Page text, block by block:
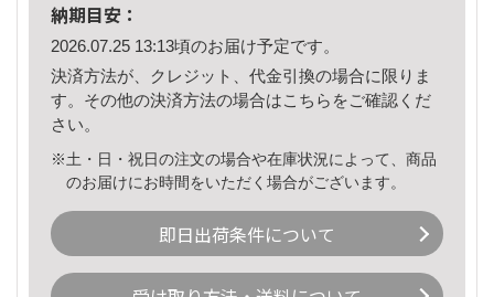
納期目安：
2026.07.25 13:13頃のお届け予定です。
決済方法が、クレジット、代金引換の場合に限りま
す。その他の決済方法の場合はこちら をご確認くだ
さい。
※土・日・祝日の注文の場合や在庫状況によって、商品
のお届けにお時間をいただく場合がございます。
即日出荷条件について